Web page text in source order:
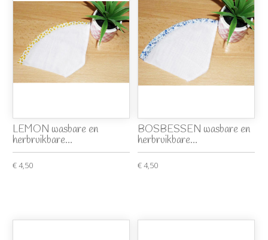
LEMON wasbare en
herbruikbare...
€ 4,50
BOSBESSEN wasbare en
herbruikbare...
€ 4,50